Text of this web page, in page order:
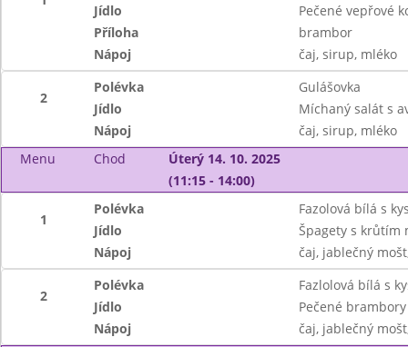
Jídlo
Pečené vepřové
Příloha
brambor
Nápoj
čaj, sirup, mléko
2
Polévka
Gulášovka
Jídlo
Míchaný salát s
Nápoj
čaj, sirup, mléko
Menu
Chod
Úterý 14. 10. 2025
(11:15 - 14:00)
1
Polévka
Fazolová bílá s
Jídlo
Špagety s krůtím
Nápoj
čaj, jablečný
2
Polévka
Fazlolová bílá s
Jídlo
Pečené
Nápoj
čaj, jablečný